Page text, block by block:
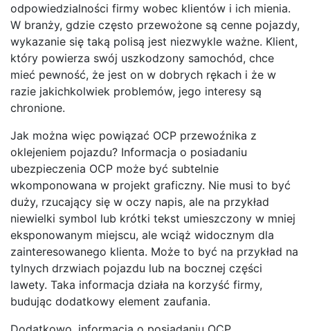
odpowiedzialności firmy wobec klientów i ich mienia.
W branży, gdzie często przewożone są cenne pojazdy,
wykazanie się taką polisą jest niezwykle ważne. Klient,
który powierza swój uszkodzony samochód, chce
mieć pewność, że jest on w dobrych rękach i że w
razie jakichkolwiek problemów, jego interesy są
chronione.
Jak można więc powiązać OCP przewoźnika z
oklejeniem pojazdu? Informacja o posiadaniu
ubezpieczenia OCP może być subtelnie
wkomponowana w projekt graficzny. Nie musi to być
duży, rzucający się w oczy napis, ale na przykład
niewielki symbol lub krótki tekst umieszczony w mniej
eksponowanym miejscu, ale wciąż widocznym dla
zainteresowanego klienta. Może to być na przykład na
tylnych drzwiach pojazdu lub na bocznej części
lawety. Taka informacja działa na korzyść firmy,
budując dodatkowy element zaufania.